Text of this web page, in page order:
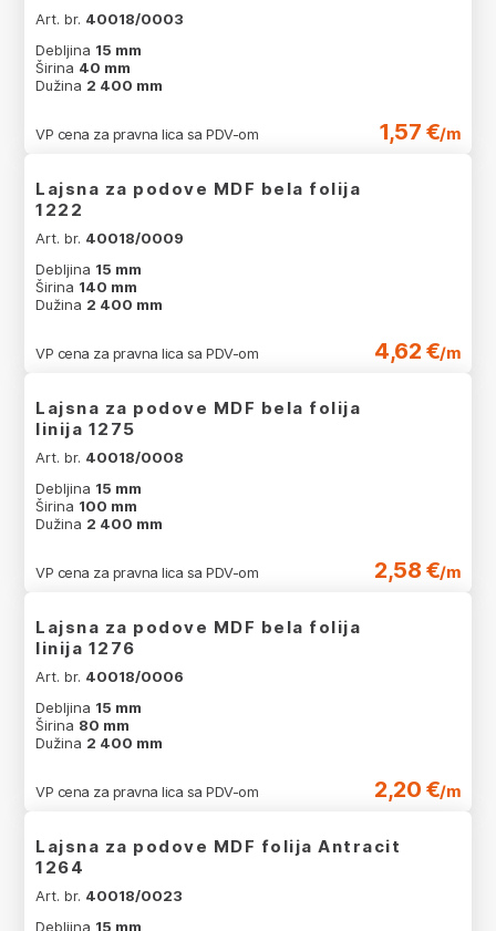
Art. br. 40018/0003
Debljina 15 mm
Širina 40 mm
Dužina 2 400 mm
VP cena za pravna lica sa PDV-om 1,57 €/m
Lajsna za podove MDF bela folija
1222
Art. br. 40018/0009
Debljina 15 mm
Širina 140 mm
Dužina 2 400 mm
VP cena za pravna lica sa PDV-om 4,62 €/m
Lajsna za podove MDF bela folija
linija 1275
Art. br. 40018/0008
Debljina 15 mm
Širina 100 mm
Dužina 2 400 mm
VP cena za pravna lica sa PDV-om 2,58 €/m
Lajsna za podove MDF bela folija
linija 1276
Art. br. 40018/0006
Debljina 15 mm
Širina 80 mm
Dužina 2 400 mm
VP cena za pravna lica sa PDV-om 2,20 €/m
Lajsna za podove MDF folija Antracit
1264
Art. br. 40018/0023
Debljina 15 mm